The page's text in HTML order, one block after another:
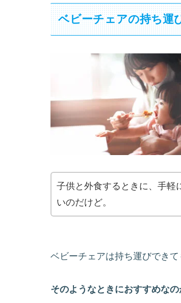
ベビーチェアの持ち運
子供と外食するときに、手軽
いのだけど。
ベビーチェアは持ち運びでき
そのようなときにおすすめな